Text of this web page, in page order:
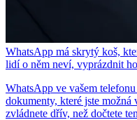
WhatsApp má skrytý koš,
lidí o něm neví, vyprázdnit
WhatsApp ve vašem
dokumenty, které jste
zvládnete dřív, než dočtete